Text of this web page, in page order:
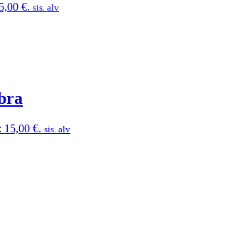
€. sis. alv
15,00 €. sis. alv